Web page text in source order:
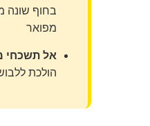
בחוף שונה
מפואר
אל תשכחי
הולכת